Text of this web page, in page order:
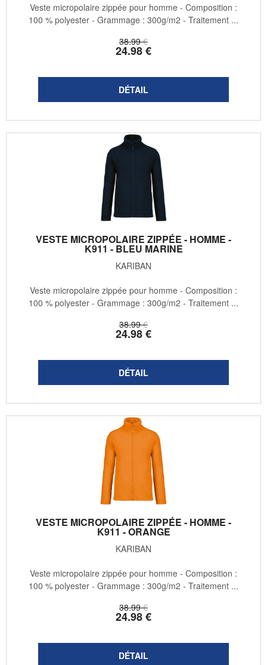
38.99 €
24.98€
Veste micropolaire zippée pour homme - Composition :
100 % polyester - Grammage : 300g/m2 - Traitement ...
VESTE MICROPOLAIRE ZIPPÉE - HOMME -
K911 - BLEU MARINE
KARIBAN
38.99 €
24.98€
Veste micropolaire zippée pour homme - Composition :
100 % polyester - Grammage : 300g/m2 - Traitement ...
VESTE MICROPOLAIRE ZIPPÉE - HOMME -
K911 - ORANGE
KARIBAN
38.99 €
24.98€
Veste micropolaire zippée pour homme - Composition :
100 % polyester - Grammage : 300g/m2 - Traitement ...